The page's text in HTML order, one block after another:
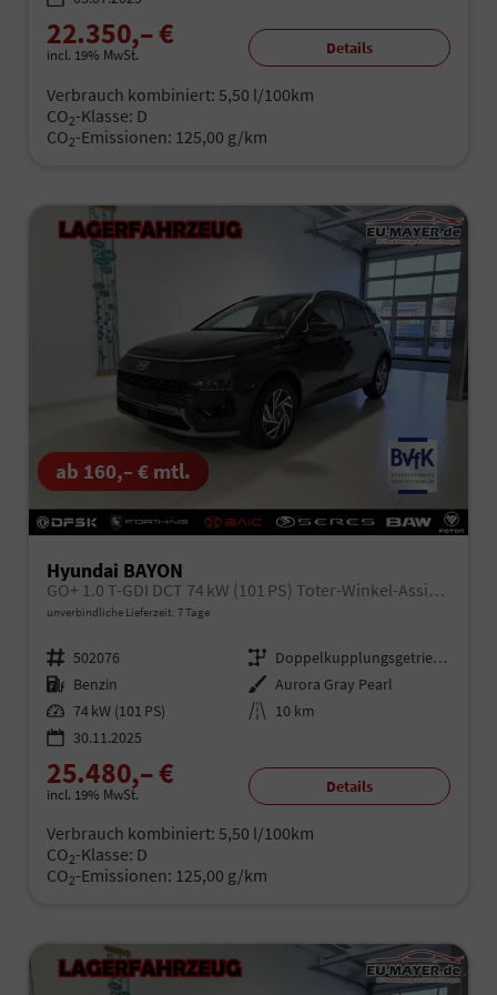
22.350,– €
incl. 19% MwSt. Details
Verbrauch kombiniert: 5,50 l/100km
CO2-Klasse: D
CO2-Emissionen: 125,00 g/km
ab 160,– € mtl.
Hyundai BAYON
GO+ 1.0 T-GDI DCT 74 kW (101 PS) Toter-Winkel-Assistent, Induktive Ladestation, Comfort-Paket, Lenkradheizung, Sitzheizung, DAB, Android Auto, Apple CarPlay, Navigationssystem, LED-Scheinwerfer, Einparkhilfe, Rückfahrkamera, uvm.
unverbindliche Lieferzeit: 7 Tage
Fahrzeugnr. 502076 Getriebe
Doppelkupplungsgetriebe (DSG)
Kraftstoff Benzin Außenfarbe Aurora Gray Pearl
Leistung 74 kW (101 PS) Kilometerstand 10 km
30.11.2025
25.480,– €
incl. 19% MwSt. Details
Verbrauch kombiniert: 5,50 l/100km
CO2-Klasse: D
CO2-Emissionen: 125,00 g/km